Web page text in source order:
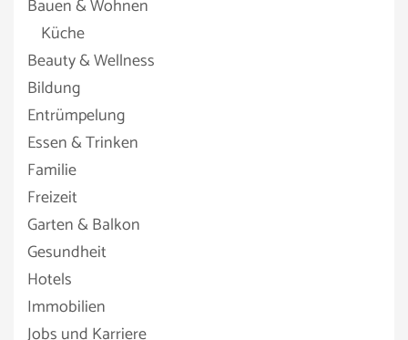
Bauen & Wohnen
Küche
Beauty & Wellness
Bildung
Entrümpelung
Essen & Trinken
Familie
Freizeit
Garten & Balkon
Gesundheit
Hotels
Immobilien
Jobs und Karriere